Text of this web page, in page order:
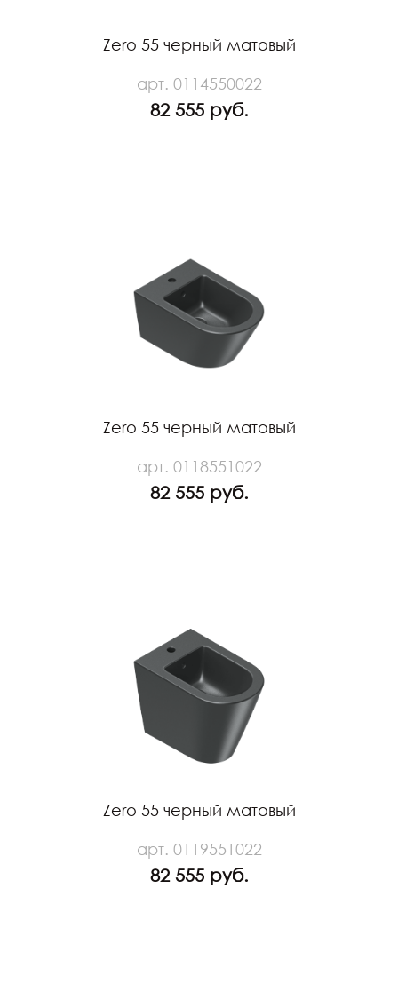
Zero 55 черный матовый
арт. 0114550022
82 555 руб.
Zero 55 черный матовый
арт. 0118551022
82 555 руб.
Zero 55 черный матовый
арт. 0119551022
82 555 руб.